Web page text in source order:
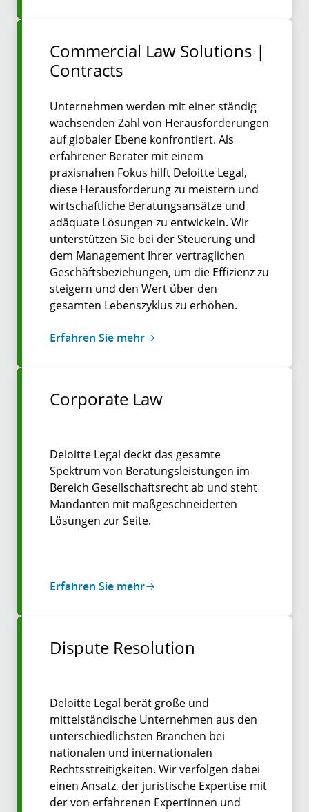
Commercial Law Solutions |
Contracts
Unternehmen werden mit einer ständig
wachsenden Zahl von Herausforderungen
auf globaler Ebene konfrontiert. Als
erfahrener Berater mit einem
praxisnahen Fokus hilft Deloitte Legal,
diese Herausforderung zu meistern und
wirtschaftliche Beratungsansätze und
adäquate Lösungen zu entwickeln. Wir
unterstützen Sie bei der Steuerung und
dem Management Ihrer vertraglichen
Geschäftsbeziehungen, um die Effizienz zu
steigern und den Wert über den
gesamten Lebenszyklus zu erhöhen.
Erfahren Sie mehr
Corporate Law
Deloitte Legal deckt das gesamte
Spektrum von Beratungs­leistungen im
Bereich Gesell­schafts­recht ab und steht
Mandanten mit maßgeschneiderten
Lösungen zur Seite.
Erfahren Sie mehr
Dispute Resolution
Deloitte Legal berät große und
mittelständische Unternehmen aus den
unterschiedlichsten Branchen bei
nationalen und internationalen
Rechtsstreitigkeiten. Wir verfolgen dabei
einen Ansatz, der juristische Expertise mit
der von erfahrenen Expertinnen und